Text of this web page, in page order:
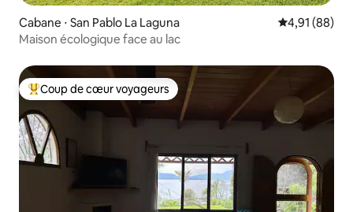
Cabane ⋅ San Pablo La Laguna Évaluation
4,91 (88)
Maison écologique face au lac
Coups de cœur voyageurs les plus appréciés
Coup de cœur voyageurs